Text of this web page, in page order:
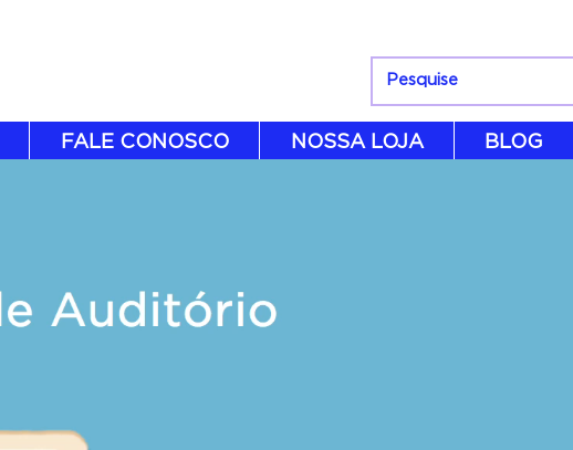
FALE CONOSCO NOSSA LOJA BLOG